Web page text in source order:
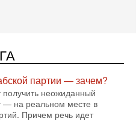
сегодня заявил об отмене
после обращений
По его словам,
заберет его на этот
партии — зачем?
неожиданный
— на реальном месте в
Причем речь идет